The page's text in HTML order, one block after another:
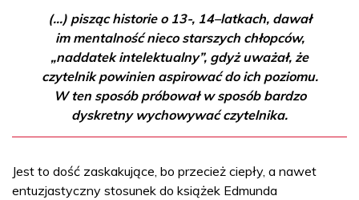
(...) pisząc historie o 13-, 14–latkach, dawał
im mentalność nieco starszych chłopców,
„naddatek intelektualny”, gdyż uważał, że
czytelnik powinien aspirować do ich poziomu.
W ten sposób próbował w sposób bardzo
dyskretny wychowywać czytelnika.
Jest to dość zaskakujące, bo przecież ciepły, a nawet
entuzjastyczny stosunek do książek Edmunda